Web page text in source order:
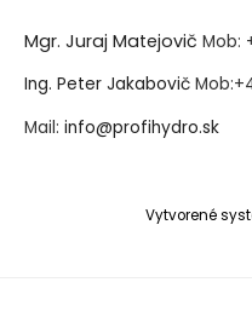
Mgr. Juraj Matejovič Mob:
Ing. Peter Jakabovič Mob:
Mail: info@profihydro.sk
Vytvorené